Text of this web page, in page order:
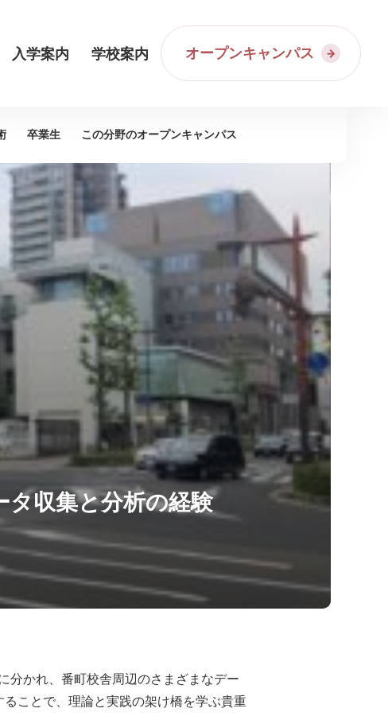
入学案内 学校案内 オープンキャンパス
卒業生 この分野のオープンキャンパス
収集と分析の経験
分かれ、番町校舎周辺のさまざまなデー
ことで、理論と実践の架け橋を学ぶ貴重